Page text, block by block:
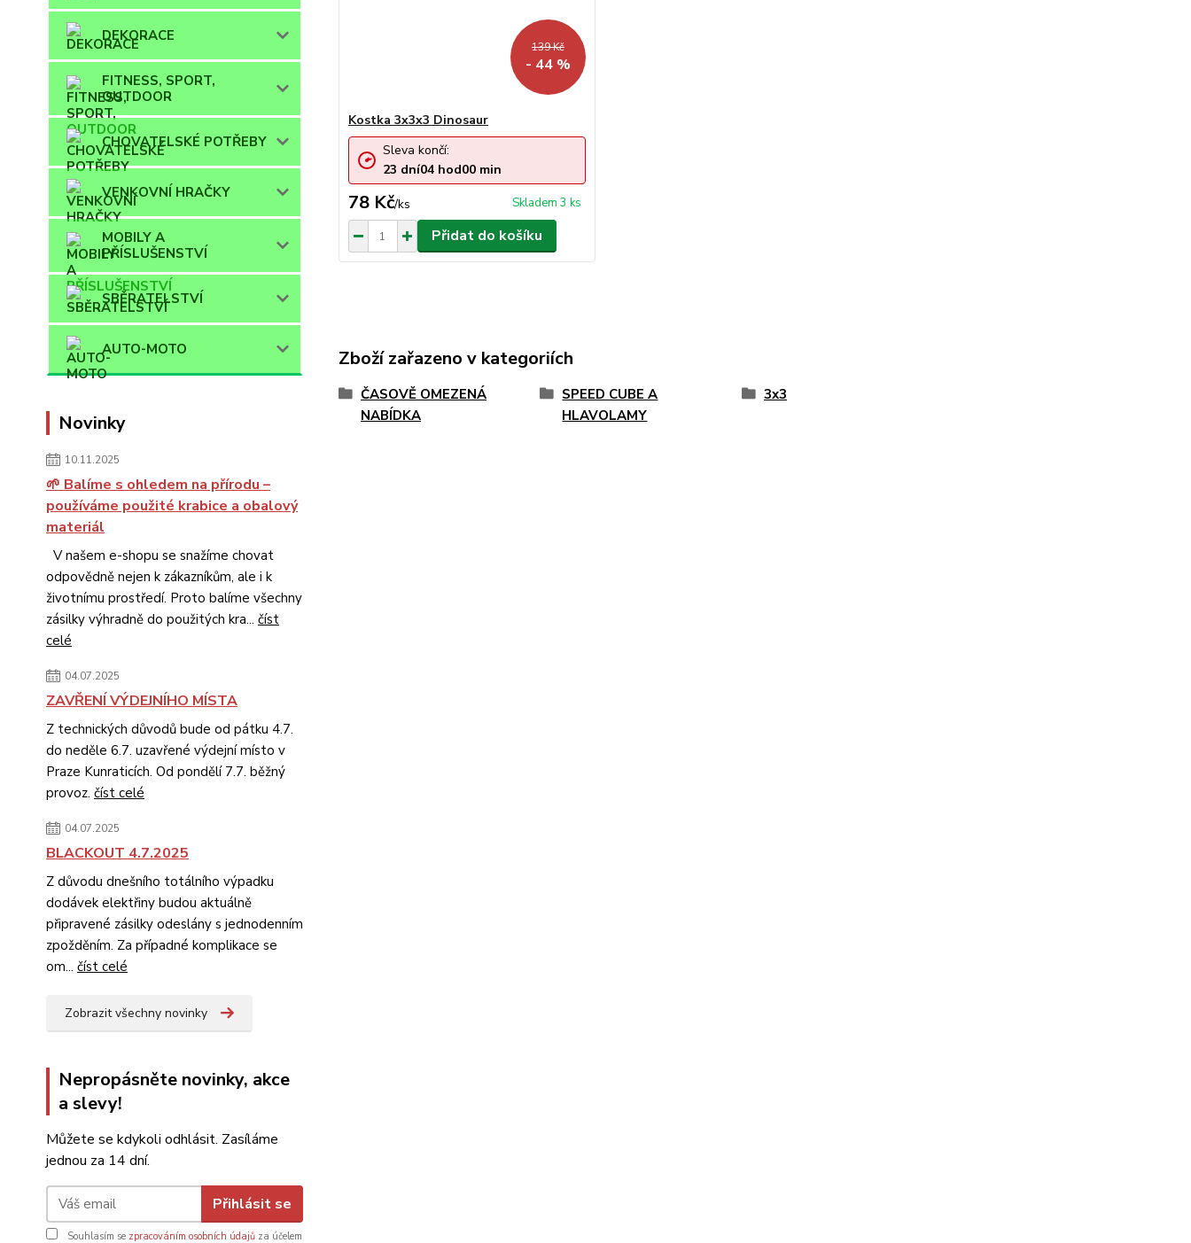
DEKORACE
FITNESS, SPORT,
OUTDOOR
CHOVATELSKÉ POTŘEBY
VENKOVNÍ HRAČKY
MOBILY A
PŘÍSLUŠENSTVÍ
SBĚRATELSTVÍ
AUTO-MOTO
Novinky
10.11.2025
🌱 Balíme s ohledem na přírodu –
používáme použité krabice a obalový
materiál
V našem e-shopu se snažíme chovat
odpovědně nejen k zákazníkům, ale i k
životnímu prostředí. Proto balíme všechny
zásilky výhradně do použitých kra... číst
celé
04.07.2025
ZAVŘENÍ VÝDEJNÍHO MÍSTA
Z technických důvodů bude od pátku 4.7.
do neděle 6.7. uzavřené výdejní místo v
Praze Kunraticích. Od pondělí 7.7. běžný
provoz. číst celé
04.07.2025
BLACKOUT 4.7.2025
Z důvodu dnešního totálního výpadku
dodávek elektřiny budou aktuálně
připravené zásilky odeslány s jednodenním
zpožděním. Za případné komplikace se
om... číst celé
Zobrazit všechny novinky
Nepropásněte novinky, akce
a slevy!
Můžete se kdykoli odhlásit. Zasíláme
jednou za 14 dní.
Přihlásit se
Souhlasím se zpracováním osobních údajů za účelem
139 Kč
- 44 %
Kostka 3x3x3 Dinosaur
78 Kč/ks Skladem 3 ks
Sleva končí:
23 dní04hod00min
Přidat do košíku
Zboží zařazeno v kategoriích
ČASOVĚ OMEZENÁ
NABÍDKA
SPEED CUBE A
HLAVOLAMY
3x3